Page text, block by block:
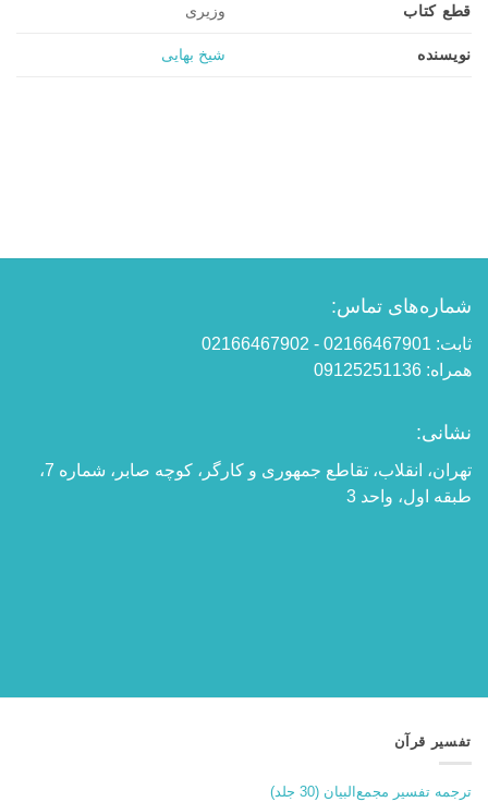
قطع کتاب وزیری
نویسنده شیخ بهایی
شماره‌های تماس:
ثابت: 02166467901 - 02166467902
همراه: 09125251136
نشانی:
تهران، انقلاب، تقاطع جمهوری و کارگر، کوچه صابر، شماره 7،
طبقه اول، واحد 3
تفسیر قرآن
ترجمه تفسیر مجمع‌البیان (30 جلد)